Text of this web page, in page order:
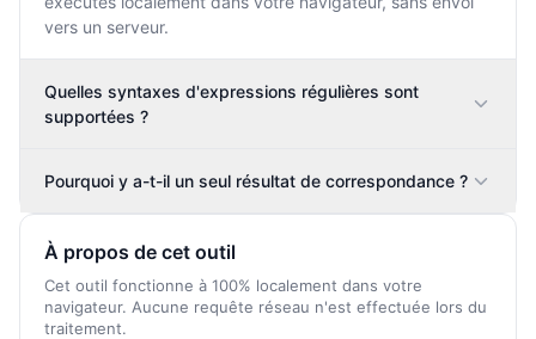
vers un serveur.
Quelles syntaxes d'expressions régulières sont
supportées ?
Pourquoi y a-t-il un seul résultat de correspondance ?
À propos de cet outil
Cet outil fonctionne à 100% localement dans votre
navigateur. Aucune requête réseau n'est effectuée lors du
traitement.